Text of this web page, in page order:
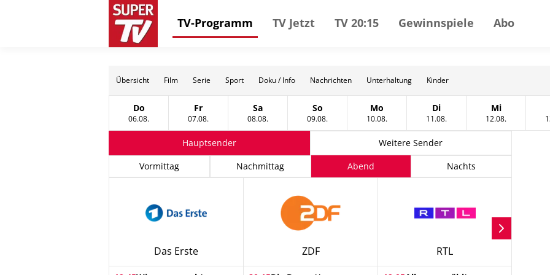
TV-Programm TV Jetzt TV 20:15 Gewinnspiele Abo
Übersicht Film Serie Sport Doku / Info Nachrichten Unterhaltung Kinder
Donnerstag, 06 August
Do
06.08. Freitag, 07 August
Fr
07.08. Samstag, 08 August
Sa
08.08. Sonntag, 09 August
So
09.08. Montag, 10 August
Mo
10.08. Dienstag, 11 August
Di
11.08. Mittwoch, 12
Mi
12.08.
Hauptsender
Weitere Sender
Vormittag
Nachmittag Abend Nachts
Das Erste ZDF RTL